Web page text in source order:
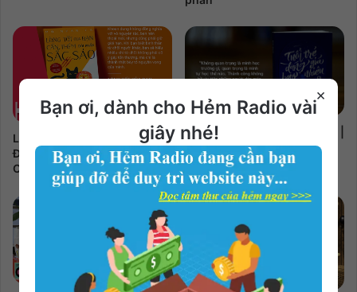
Lòng Tốt Của Bạn Cần Thêm
Đôi Phần Sắc Sảo | Mộ Nhan
Ca Audio | Bản Full 7 phần
Tuổi Trẻ Đáng Giá Bao Nhiêu |
Rosie Nguyễn Audio | Bản
Full 4 phần
×
Bạn ơi, dành cho Hẻm Radio vài
giây nhé!